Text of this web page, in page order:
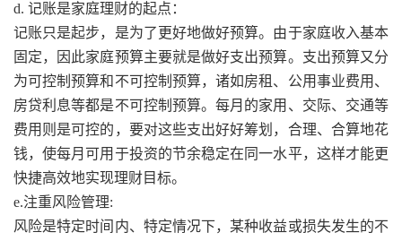
d. 记账是家庭理财的起点：
记账只是起步，是为了更好地做好预算。由于家庭收入基本
固定，因此家庭预算主要就是做好支出预算。支出预算又分
为可控制预算和不可控制预算，诸如房租、公用事业费用、
房贷利息等都是不可控制预算。每月的家用、交际、交通等
费用则是可控的，要对这些支出好好筹划，合理、合算地花
钱，使每月可用于投资的节余稳定在同一水平，这样才能更
快捷高效地实现理财目标。
e.注重风险管理:
风险是特定时间内、特定情况下，某种收益或损失发生的不